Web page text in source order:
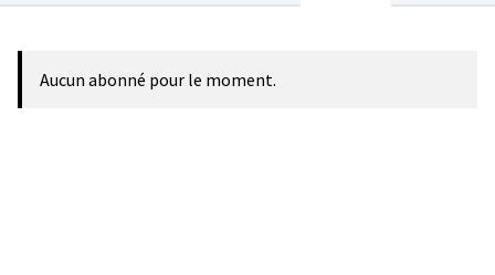
Aucun abonné pour le moment.